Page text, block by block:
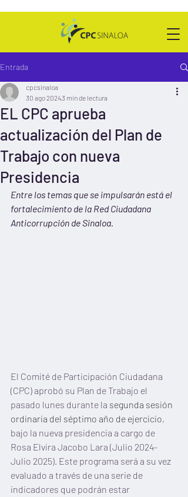
Entrada
EL CPC aprueba
actualización del Plan de
Trabajo con nueva
Presidencia
cpcsinaloa
30 ago 20243 min de lectura
Entre los temas que se impulsarán está el
fortalecimiento de la Red Ciudadana
Anticorrupción de Sinaloa.
El Comité de Participación Ciudadana
(CPC) aprobó su Plan de Trabajo el
pasado lunes durante la segunda sesión
ordinaria del séptimo año de ejercicio,
bajo la nueva presidencia a cargo de
Rosa Elvira Jacobo Lara (Julio 2024-
Julio 2025). Este programa será a su vez
evaluado a través de una serie de
indicadores que podrán estar